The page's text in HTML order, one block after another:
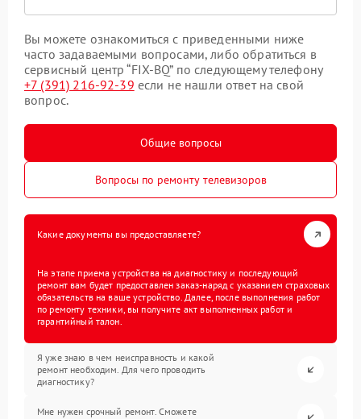
Вы можете ознакомиться с приведенными ниже
часто задаваемыми вопросами, либо обратиться в
сервисный центр “FIX-BQ” по следующему телефону
+7 (391) 216-92-39 если не нашли ответ на свой
вопрос.
Общие вопросы
Вопросы по ремонту телевизоров
Какие документы вы предоставляете?
На этапе приема устройства на диагностику и последующий
ремонт вам будет предоставлен заказ-наряд с указанием страховых
обязательств на ваше устройство. Далее, после выполнения работ
по ремонту техники, вы получите акт выполненных работ и
гарантийный талон.
Я уже знаю в чем неисправность и какой
ремонт необходим. Для чего проводить
диагностику?
Мне нужен срочный ремонт. Сможете